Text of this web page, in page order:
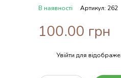
В наявності Артикул: 262
100.00 грн
Увійти для